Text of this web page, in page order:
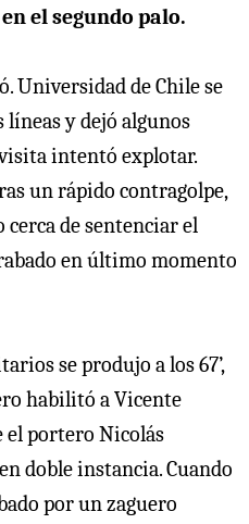
el segundo palo.
Universidad de Chile se
líneas y dejó algunos
intentó explotar.
un rápido contragolpe,
cerca de sentenciar el
en último momento
se produjo a los 67’,
habilitó a Vicente
el portero Nicolás
doble instancia. Cuando
por un zaguero